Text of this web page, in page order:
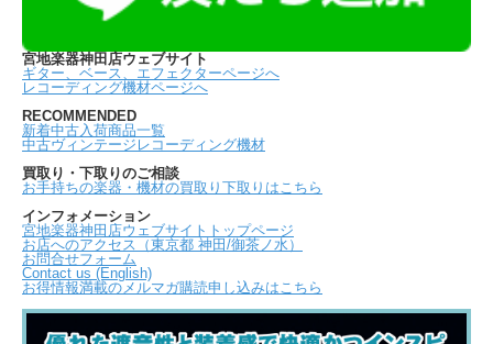
宮地楽器神田店ウェブサイト
ギター、ベース、エフェクターページへ
レコーディング機材ページへ
RECOMMENDED
新着中古入荷商品一覧
中古ヴィンテージレコーディング機材
買取り・下取りのご相談
お手持ちの楽器・機材の買取り下取りはこちら
インフォメーション
宮地楽器神田店ウェブサイトトップページ
お店へのアクセス（東京都 神田/御茶ノ水）
お問合せフォーム
Contact us (English)
お得情報満載のメルマガ購読申し込みはこちら